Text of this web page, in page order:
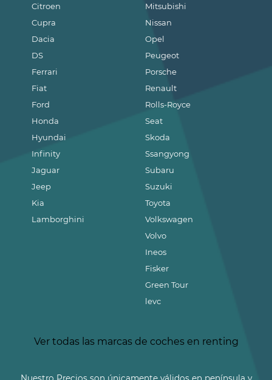
Citroen
Cupra
Dacia
DS
Ferrari
Fiat
Ford
Honda
Hyundai
Infinity
Jaguar
Jeep
Kia
Lamborghini
Mitsubishi
Nissan
Opel
Peugeot
Porsche
Renault
Rolls-Royce
Seat
Skoda
Ssangyong
Subaru
Suzuki
Toyota
Volkswagen
Volvo
Ineos
Fisker
Green Tour
levc
Ver todas las marcas de coches en renting
Nuestro Precios son únicamente válidos en península y